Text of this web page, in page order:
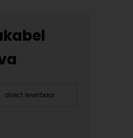
direct leverbaar